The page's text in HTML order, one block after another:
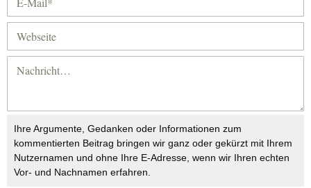
Ihre Argumente, Gedanken oder Informationen zum
kommentierten Beitrag bringen wir ganz oder gekürzt mit Ihrem
Nutzernamen und ohne Ihre E-Adresse, wenn wir Ihren echten
Vor- und Nachnamen erfahren.